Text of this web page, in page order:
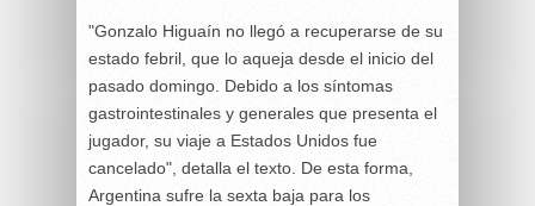
"Gonzalo Higuaín no llegó a recuperarse de su
estado febril, que lo aqueja desde el inicio del
pasado domingo. Debido a los síntomas
gastrointestinales y generales que presenta el
jugador, su viaje a Estados Unidos fue
cancelado", detalla el texto. De esta forma,
Argentina sufre la sexta baja para los